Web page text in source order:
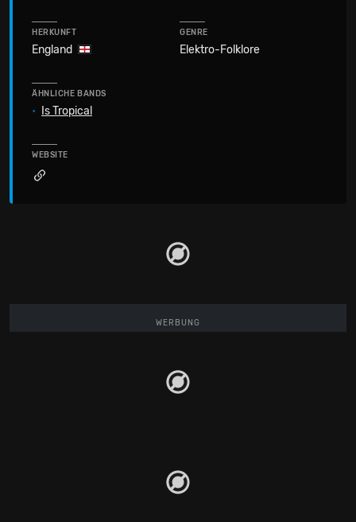
HERKUNFT
England
GENRE
Elektro-Folklore
ÄHNLICHE BANDS
• Is Tropical
WEBSITE
WERBUNG